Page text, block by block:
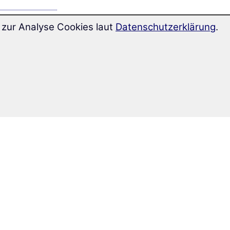
Sie
Analyse Cookies laut Datenschutzerklärung.